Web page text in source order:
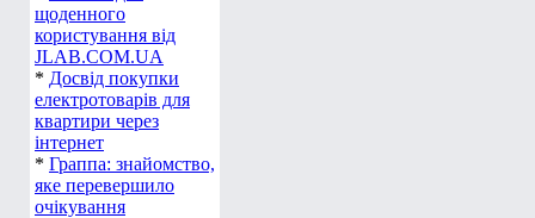
щоденного
користування від
JLAB.COM.UA
* Досвід покупки
електротоварів для
квартири через
інтернет
* Граппа: знайомство,
яке перевершило
очікування